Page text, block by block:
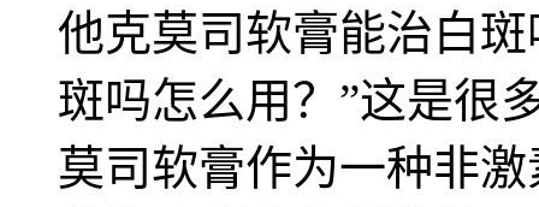
他克莫司软膏能治白
斑吗怎么用？”这是很
莫司软膏作为一种非